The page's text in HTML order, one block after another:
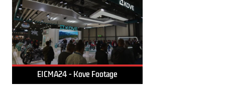
EICMA24 - Kove Footage